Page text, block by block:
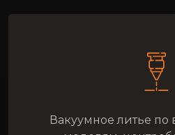
Вакуумное литье